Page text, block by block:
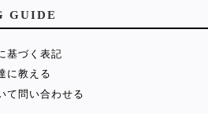
GUIDE
基づく表記
に教える
て問い合わせる